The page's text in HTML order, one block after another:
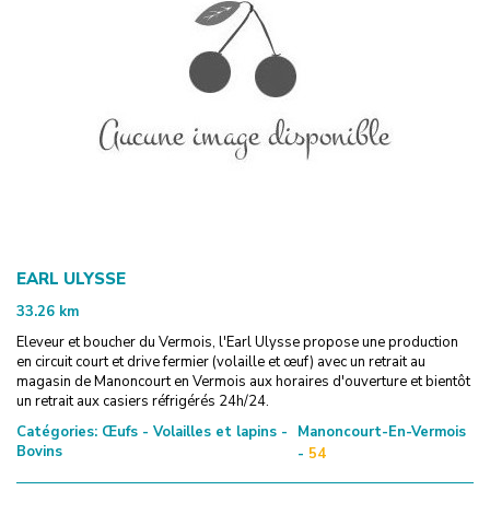
EARL ULYSSE
33.26 km
Eleveur et boucher du Vermois, l'Earl Ulysse propose une production
en circuit court et drive fermier (volaille et œuf) avec un retrait au
magasin de Manoncourt en Vermois aux horaires d'ouverture et bientôt
un retrait aux casiers réfrigérés 24h/24.
Catégories: Œufs - Volailles et lapins -
Bovins
Manoncourt-En-Vermois
- 54